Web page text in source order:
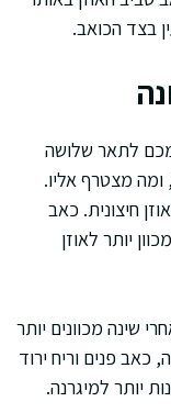
בצד הכואב.
לתאר שלושה
מצטרף אליו.
חיצונית. כאב
יותר לאוזן
שינה מכוונים יותר
פנים וריח ירוד
יותר למיגרנה.